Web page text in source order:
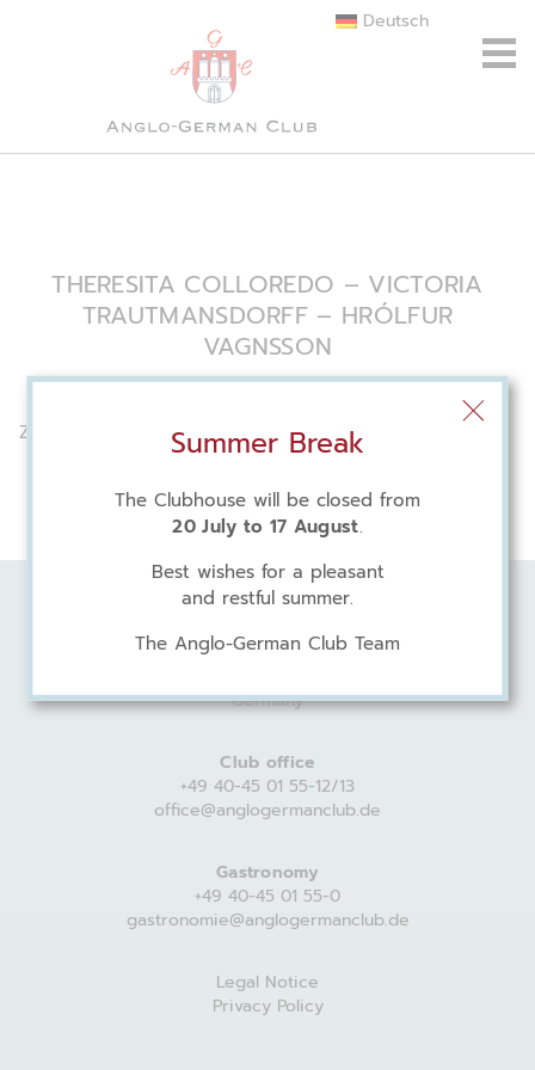
Deutsch
THERESITA COLLOREDO – VICTORIA
TRAUTMANSDORFF – HRÓLFUR
VAGNSSON
Zwei Schauspielerinnen und ein Akkordeonist
Harvestehuder Weg 44
Germany
Club office
+49 40-45 01 55-12/13
office@anglogermanclub.de
Gastronomy
+49 40-45 01 55-0
gastronomie@anglogermanclub.de
Legal Notice
Privacy Policy
Summer Break
The Clubhouse will be closed from
20 July to 17 August.
Best wishes for a pleasant
and restful summer.
The Anglo-German Club Team